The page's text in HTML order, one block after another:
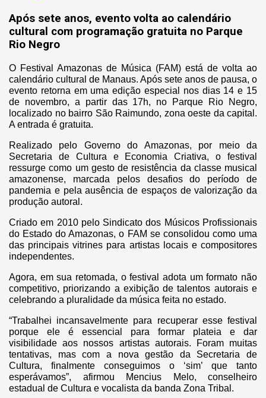
Após sete anos, evento volta ao calendário
cultural com programação gratuita no Parque
Rio Negro
O Festival Amazonas de Música (FAM) está de volta ao
calendário cultural de Manaus. Após sete anos de pausa, o
evento retorna em uma edição especial nos dias 14 e 15
de novembro, a partir das 17h, no Parque Rio Negro,
localizado no bairro São Raimundo, zona oeste da capital.
A entrada é gratuita.
Realizado pelo Governo do Amazonas, por meio da
Secretaria de Cultura e Economia Criativa, o festival
ressurge como um gesto de resistência da classe musical
amazonense, marcada pelos desafios do período de
pandemia e pela ausência de espaços de valorização da
produção autoral.
Criado em 2010 pelo Sindicato dos Músicos Profissionais
do Estado do Amazonas, o FAM se consolidou como uma
das principais vitrines para artistas locais e compositores
independentes.
Agora, em sua retomada, o festival adota um formato não
competitivo, priorizando a exibição de talentos autorais e
celebrando a pluralidade da música feita no estado.
“Trabalhei incansavelmente para recuperar esse festival
porque ele é essencial para formar plateia e dar
visibilidade aos nossos artistas autorais. Foram muitas
tentativas, mas com a nova gestão da Secretaria de
Cultura, finalmente conseguimos o ‘sim’ que tanto
esperávamos”, afirmou Mencius Melo, conselheiro
estadual de Cultura e vocalista da banda Zona Tribal.